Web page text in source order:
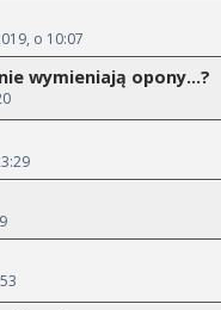
o 10:07
wymieniają opony...?